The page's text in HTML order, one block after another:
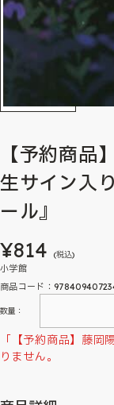
【予約商品
生サイン入
ール』
¥814 (税込)
小学館
商品コード：
数量：
「【予約商品】藤
りません。